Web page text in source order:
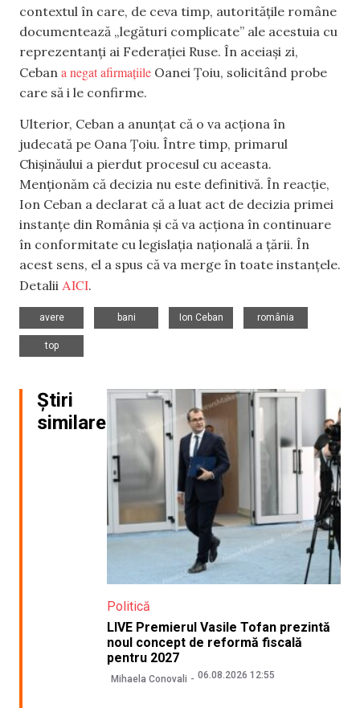
contextul în care, de ceva timp, autoritățile române
documentează „legături complicate” ale acestuia cu
reprezentanți ai Federației Ruse. În aceiași zi,
Ceban a negat afirmațiile Oanei Țoiu, solicitând probe
care să i le confirme.
Ulterior, Ceban a anunțat că o va acționa în
judecată pe Oana Țoiu. Între timp, primarul
Chișinăului a pierdut procesul cu aceasta.
Menționăm că decizia nu este definitivă. În reacție,
Ion Ceban a declarat că a luat act de decizia primei
instanțe din România și că va acționa în continuare
în conformitate cu legislația națională a țării. În
acest sens, el a spus că va merge în toate instanțele.
Detalii AICI.
avere
bani
Ion Ceban
românia
top
Știri
similare
Politică
LIVE Premierul Vasile Tofan prezintă
noul concept de reformă fiscală
pentru 2027
Mihaela Conovali 06.08.2026 12:55